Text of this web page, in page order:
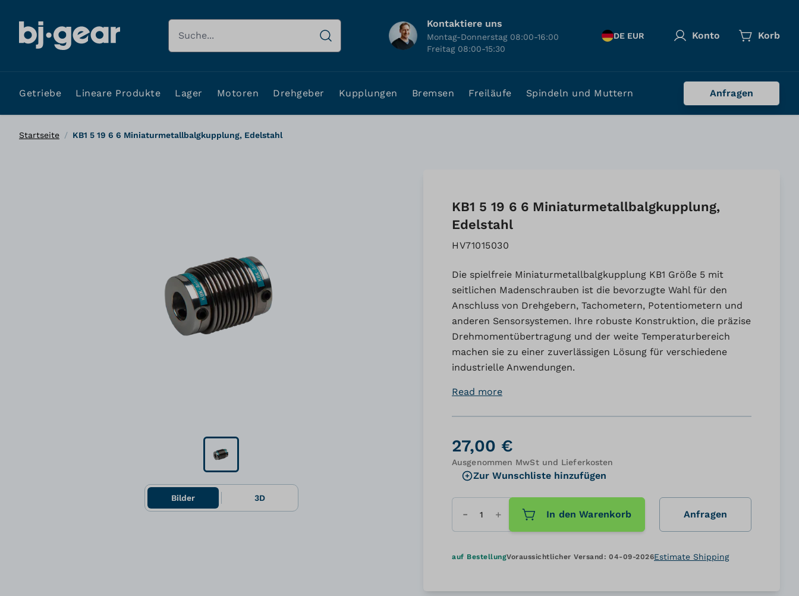
Suche Kontaktiere uns
Montag-Donnerstag 08:00-16:00
Freitag 08:00-15:30
DE EUR Konto Korb
Getriebe Lineare Produkte Lager Motoren Drehgeber Kupplungen Bremsen Freiläufe Spindeln und Muttern Anfragen
Startseite / KB1 5 19 6 6 Miniaturmetallbalgkupplung, Edelstahl
Bilder 3D
KB1 5 19 6 6 Miniaturmetallbalgkupplung,
Edelstahl
HV71015030
Die spielfreie Miniaturmetallbalgkupplung KB1 Größe 5 mit
seitlichen Madenschrauben ist die bevorzugte Wahl für den
Anschluss von Drehgebern, Tachometern, Potentiometern und
anderen Sensorsystemen. Ihre robuste Konstruktion, die präzise
Drehmomentübertragung und der weite Temperaturbereich
machen sie zu einer zuverlässigen Lösung für verschiedene
industrielle Anwendungen.
Read more
27,00 €
Ausgenommen MwSt und Lieferkosten
Zur Wunschliste hinzufügen
Menge In den Warenkorb Anfragen
auf BestellungVoraussichtlicher Versand: 04-09-2026Estimate Shipping